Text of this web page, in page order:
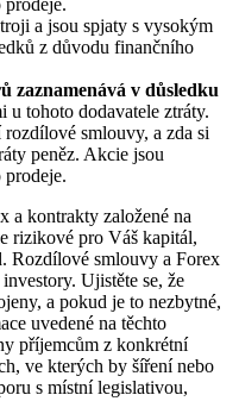
a jsou spjaty s vysokým
z důvodu finančního
zaznamenává v důsledku
tohoto dodavatele ztráty.
smlouvy, a zda si
peněz. Akcie jsou
a kontrakty založené na
rizikové pro Váš kapitál,
Rozdílové smlouvy a Forex
Ujistěte se, že
a pokud je to nezbytné,
uvedené na těchto
příjemcům z konkrétní
ve kterých by šíření nebo
s místní legislativou,